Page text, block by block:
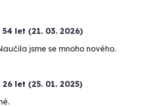
54 let (21. 03. 2026)
jsme se mnoho nového.
26 let (25. 01. 2025)